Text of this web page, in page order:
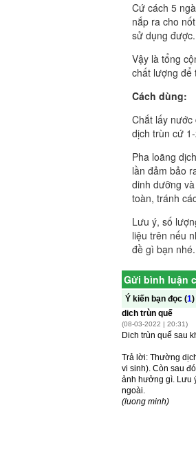
Cứ cách 5
nắp ra cho
sử dụng được.
Vậy là tổng
chất lượng để
Cách dùng:
Chắt lấy nước
dịch trùn cứ
Pha loãng
lần đảm bảo
dinh dưỡng
toàn, tránh
Lưu ý, số
liệu trên nếu
đề gì bạn nhé.
Gửi bình luận